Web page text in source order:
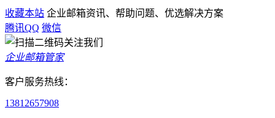
收藏本站 企业邮箱资讯、帮助问题、优选解决方案
腾讯QQ 微信
企业邮箱管家
客户服务热线：
13812657908